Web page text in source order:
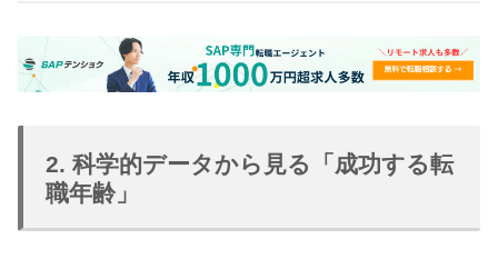
2. 科学的データから見る「成功する転
職年齢」